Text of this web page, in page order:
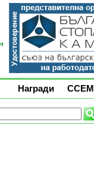
Награди ССЕМ